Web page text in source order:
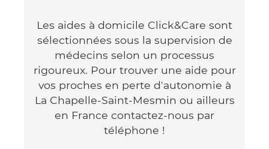
Les aides à domicile Click&Care sont
sélectionnées sous la supervision de
médecins selon un processus
rigoureux. Pour trouver une aide pour
vos proches en perte d'autonomie à
La Chapelle-Saint-Mesmin ou ailleurs
en France contactez-nous par
téléphone !